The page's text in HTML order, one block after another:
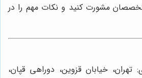
مشورت کنید و نکات مهم را در
خیابان قزوین، دوراهی قپان،